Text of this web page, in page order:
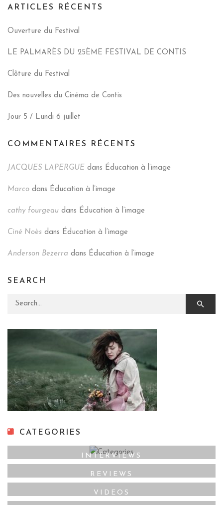
ARTICLES RÉCENTS
Ouverture du Festival
LE PALMARÈS DU 25ÈME FESTIVAL DE CONTIS
Clôture du Festival
Des nouvelles du Cinéma de Contis
Jour 5 / Lundi 6 juillet
COMMENTAIRES RÉCENTS
JACQUES LAPERGUE dans Éducation à l’image
Marco dans Éducation à l’image
cathy fourgeau dans Éducation à l’image
Ciné Noès dans Éducation à l’image
Anderson Bezerra dans Éducation à l’image
SEARCH
Search for:
CATEGORIES
INTERVIEWS
REVIEWS
VIDEOS